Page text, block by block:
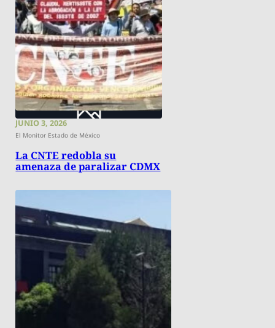
JUNIO 3, 2026
El Monitor Estado de México
La CNTE redobla su
amenaza de paralizar CDMX